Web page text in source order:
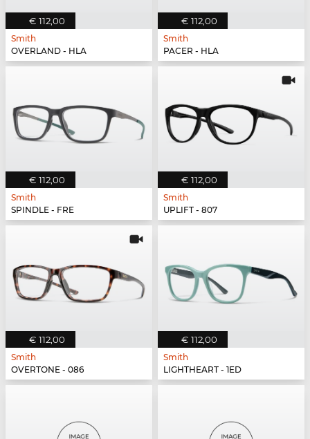
€ 112,00
Smith
OVERLAND - HLA
€ 112,00
Smith
PACER - HLA
€ 112,00
Smith
SPINDLE - FRE
€ 112,00
Smith
UPLIFT - 807
€ 112,00
Smith
OVERTONE - 086
€ 112,00
Smith
LIGHTHEART - 1ED